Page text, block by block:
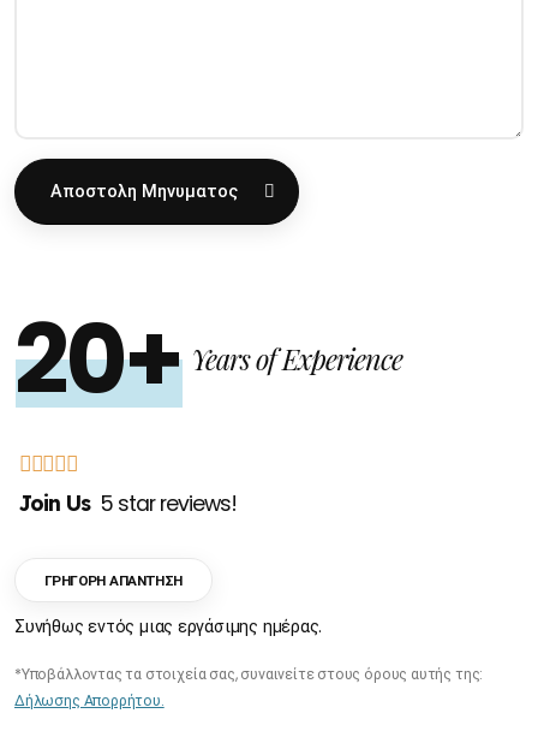
Αποστολη Μηνυματος
20+ Years of Experience
Join Us 5 star reviews!
ΓΡΗΓΟΡΗ ΑΠΑΝΤΗΣΗ
Συνήθως εντός μιας εργάσιμης ημέρας.
*Υποβάλλοντας τα στοιχεία σας, συναινείτε στους όρους αυτής της:
Δήλωσης Απορρήτου.